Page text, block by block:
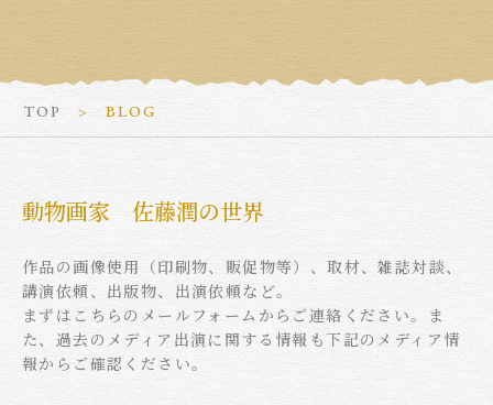
TOP BLOG
動物画家 佐藤潤の世界
作品の画像使用（印刷物、販促物等）、取材、雑誌対談、
講演依頼、出版物、出演依頼など。
まずはこちらのメールフォームからご連絡ください。ま
た、過去のメディア出演に関する情報も下記のメディア情
報からご確認ください。